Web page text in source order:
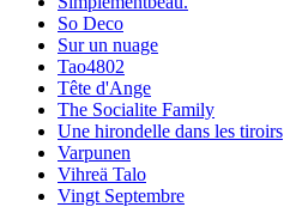
So Deco
Sur un nuage
Tao4802
Tête d'Ange
The Socialite Family
Une hirondelle dans les tiroirs
Varpunen
Vihreä Talo
Vingt Septembre